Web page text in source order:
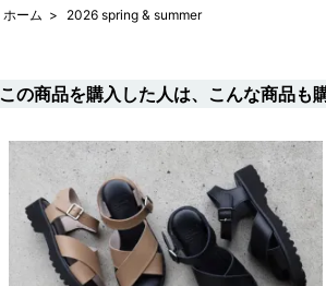
ホーム > 2026 spring & summer
この商品を購入した人は、こんな商品も